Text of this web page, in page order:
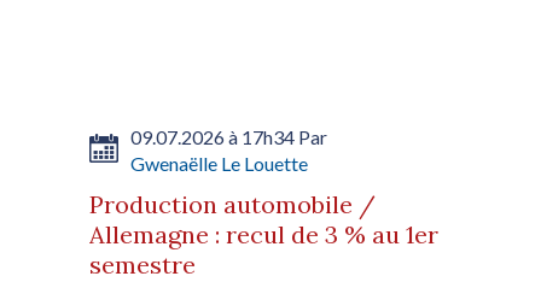
09.07.2026 à 17h34 Par
Gwenaëlle Le Louette
Production automobile /
Allemagne : recul de 3 % au 1er
semestre